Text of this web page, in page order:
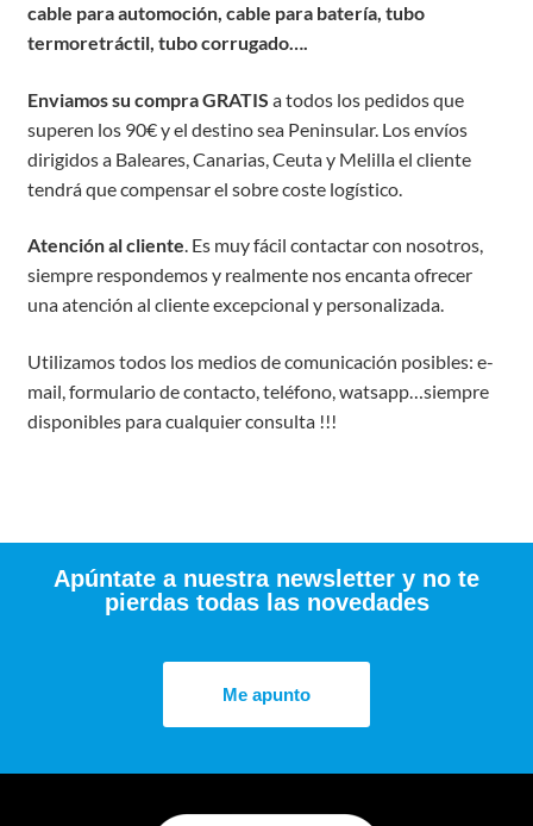
cable para automoción, cable para batería, tubo
termoretráctil, tubo corrugado….
Enviamos su compra GRATIS a todos los pedidos que
superen los 90€ y el destino sea Peninsular. Los envíos
dirigidos a Baleares, Canarias, Ceuta y Melilla el cliente
tendrá que compensar el sobre coste logístico.
Atención al cliente. Es muy fácil contactar con nosotros,
siempre respondemos y realmente nos encanta ofrecer
una atención al cliente excepcional y personalizada.
Utilizamos todos los medios de comunicación posibles: e-
mail, formulario de contacto, teléfono, watsapp…siempre
disponibles para cualquier consulta !!!
Apúntate a nuestra newsletter y no te
pierdas todas las novedades
Me apunto